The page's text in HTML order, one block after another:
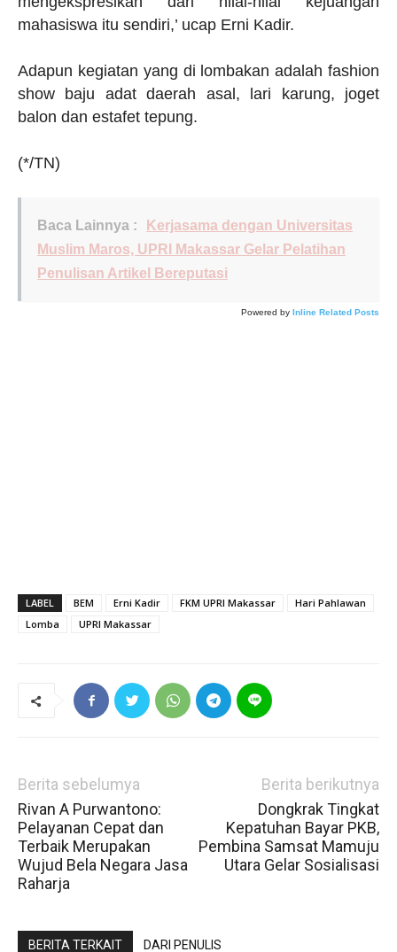
mahasiswa itu sendiri,’ ucap Erni Kadir.
Adapun kegiatan yang di lombakan adalah fashion
show baju adat daerah asal, lari karung, joget
balon dan estafet tepung.
(*/TN)
Baca Lainnya :
Kerjasama dengan Universitas
Muslim Maros, UPRI Makassar Gelar Pelatihan
Penulisan Artikel Bereputasi
Powered by Inline Related Posts
LABEL BEM Erni Kadir FKM UPRI Makassar
Hari Pahlawan
Lomba
UPRI Makassar
Berita sebelumya
Rivan A Purwantono:
Pelayanan Cepat dan
Terbaik Merupakan
Wujud Bela Negara Jasa
Raharja
Berita berikutnya
Dongkrak Tingkat
Kepatuhan Bayar PKB,
Pembina Samsat Mamuju
Utara Gelar Sosialisasi
BERITA TERKAIT DARI PENULIS